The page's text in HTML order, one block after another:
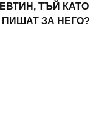
ТЪЙ КАТО
ЗА НЕГО?